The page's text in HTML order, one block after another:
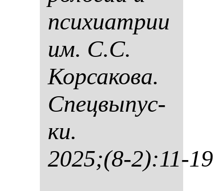
пси­хи­ат­рии
им. С.С.
Кор­са­ко­ва.
Спец­вы­пус­
ки.
2025;(8-2):11-19